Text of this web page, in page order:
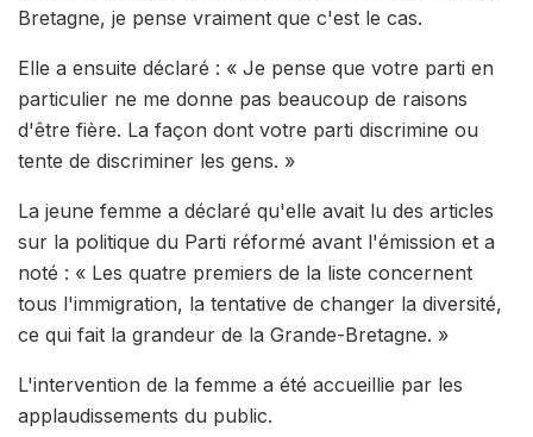
Bretagne, je pense vraiment que c'est le cas.
Elle a ensuite déclaré : « Je pense que votre parti en
particulier ne me donne pas beaucoup de raisons
d'être fière. La façon dont votre parti discrimine ou
tente de discriminer les gens. »
La jeune femme a déclaré qu'elle avait lu des articles
sur la politique du Parti réformé avant l'émission et a
noté : « Les quatre premiers de la liste concernent
tous l'immigration, la tentative de changer la diversité,
ce qui fait la grandeur de la Grande-Bretagne. »
L'intervention de la femme a été accueillie par les
applaudissements du public.